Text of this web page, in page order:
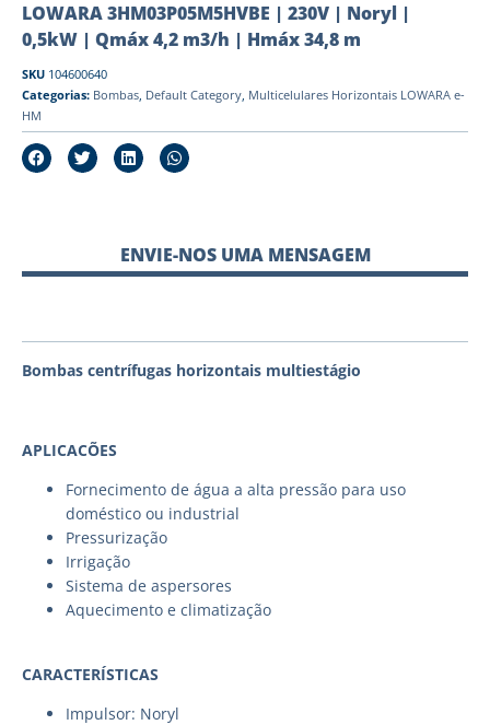
LOWARA 3HM03P05M5HVBE | 230V | Noryl |
0,5kW | Qmáx 4,2 m3/h | Hmáx 34,8 m
SKU 104600640
Categorias: Bombas, Default Category, Multicelulares Horizontais LOWARA e-
HM
ENVIE-NOS UMA MENSAGEM
Bombas centrífugas horizontais multiestágio
APLICACÕES
Fornecimento de água a alta pressão para uso
doméstico ou industrial
Pressurização
Irrigação
Sistema de aspersores
Aquecimento e climatização
CARACTERÍSTICAS
Impulsor: Noryl